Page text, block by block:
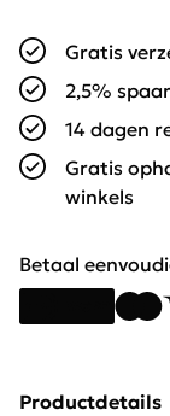
Gratis
2,5%
14 dagen
Gratis
winkels
Betaal
Productdetails